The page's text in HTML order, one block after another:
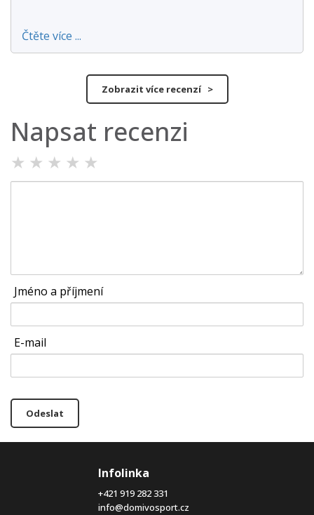
Čtěte více ...
Zobrazit více recenzí >
Napsat recenzi
★ ★ ★ ★ ★
Jméno a příjmení
E-mail
Odeslat
Infolinka
+421 919 282 331
info@domivosport.cz